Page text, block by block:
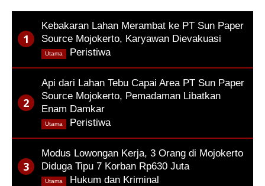
Kebakaran Lahan Merambat ke PT Sun Paper
Source Mojokerto, Karyawan Dievakuasi
Peristiwa
Utama
Api dari Lahan Tebu Capai Area PT Sun Paper
Source Mojokerto, Pemadaman Libatkan
Enam Damkar
Peristiwa
Utama
Modus Lowongan Kerja, 3 Orang di Mojokerto
Diduga Tipu 7 Korban Rp630 Juta
Hukum dan Kriminal
Utama